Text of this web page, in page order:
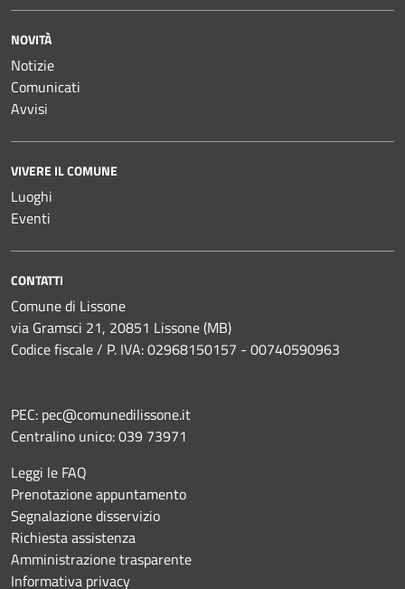
NOVITÀ
Notizie
Comunicati
Avvisi
VIVERE IL COMUNE
Luoghi
Eventi
CONTATTI
Comune di Lissone
via Gramsci 21, 20851 Lissone (MB)
Codice fiscale / P. IVA: 02968150157 - 00740590963
PEC: pec@comunedilissone.it
Centralino unico:039 73971
Leggi le FAQ
Prenotazione appuntamento
Segnalazione disservizio
Richiesta assistenza
Amministrazione trasparente
Informativa privacy